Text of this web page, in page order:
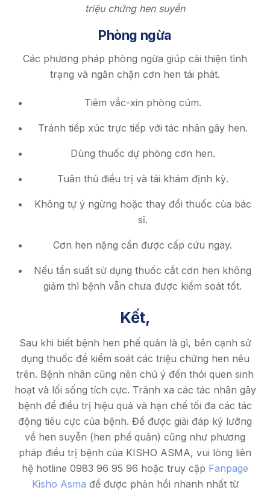
triệu chứng hen suyễn
Phòng ngừa
Các phương pháp phòng ngừa giúp cải thiện tình
trạng và ngăn chặn cơn hen tái phát.
Tiêm vắc-xin phòng cúm.
Tránh tiếp xúc trực tiếp với tác nhân gây hen.
Dùng thuốc dự phòng cơn hen.
Tuân thủ điều trị và tái khám định kỳ.
Không tự ý ngừng hoặc thay đổi thuốc của bác
sĩ.
Cơn hen nặng cần được cấp cứu ngay.
Nếu tần suất sử dụng thuốc cắt cơn hen không
giảm thì bệnh vẫn chưa được kiểm soát tốt.
Kết,
Sau khi biết bệnh hen phế quản là gì, bên cạnh sử
dụng thuốc để kiểm soát các triệu chứng hen nêu
trên. Bệnh nhân cũng nên chú ý đến thói quen sinh
hoạt và lối sống tích cực. Tránh xa các tác nhân gây
bệnh để điều trị hiệu quả và hạn chế tối đa các tác
động tiêu cực của bệnh. Để được giải đáp kỹ lưỡng
về hen suyễn (hen phế quản) cũng như phương
pháp điều trị bệnh của KISHO ASMA, vui lòng liên
hệ hotline 0983 96 95 96 hoặc truy cập Fanpage
Kisho Asma để được phản hồi nhanh nhất từ